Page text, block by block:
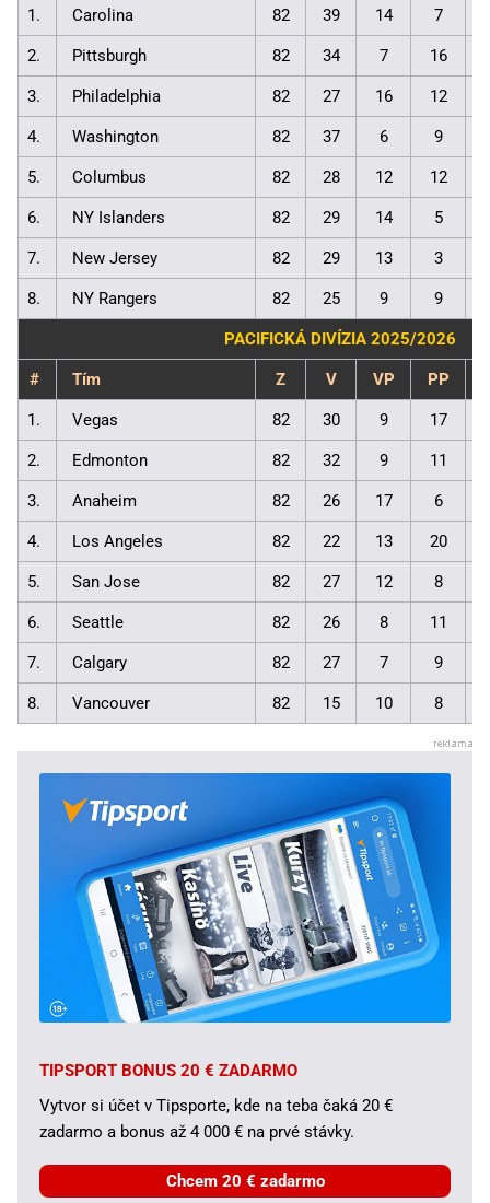
1. Carolina 82 39 14 7
2. Pittsburgh 82 34 7 16
3. Philadelphia 82 27 16 12
4. Washington 82 37 6 9
5. Columbus 82 28 12 12
6. NY Islanders 82 29 14 5
7. New Jersey 82 29 13 3
8. NY Rangers 82 25 9 9
PACIFICKÁ DIVÍZIA 2025/2026
# Tím Z V VP PP
1. Vegas 82 30 9 17
2. Edmonton 82 32 9 11
3. Anaheim 82 26 17 6
4. Los Angeles 82 22 13 20
5. San Jose 82 27 12 8
6. Seattle 82 26 8 11
7. Calgary 82 27 7 9
8. Vancouver 82 15 10 8
TIPSPORT BONUS 20 € ZADARMO
Vytvor si účet v Tipsporte, kde na teba čaká 20 €
zadarmo a bonus až 4 000 € na prvé stávky.
Chcem 20 € zadarmo